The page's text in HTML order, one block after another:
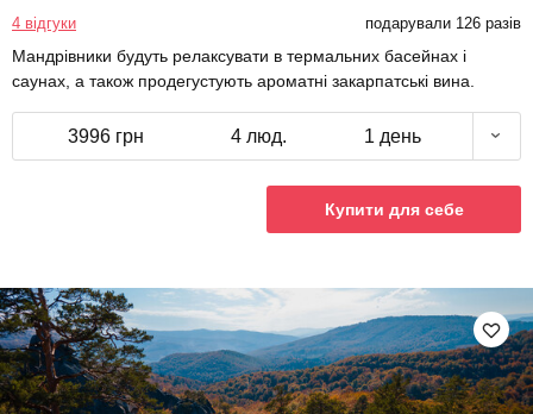
4 відгуки подарували 126 разів
Мандрівники будуть релаксувати в термальних басейнах і
саунах, а також продегустують ароматні закарпатські вина.
3996 грн 4 люд. 1 день
Купити для себе